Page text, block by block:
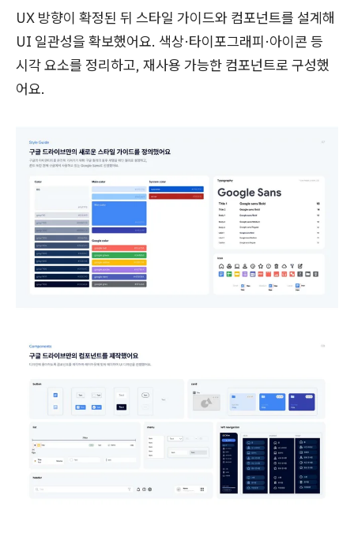
UX 방향이 확정된 뒤 스타일 가이드와 컴포넌트를 설계해
UI 일관성을 확보했어요. 색상·타이포그래피·아이콘 등
시각 요소를 정리하고, 재사용 가능한 컴포넌트로 구성했
어요.